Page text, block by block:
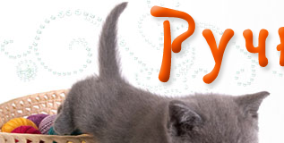
Перейти к основному содержанию